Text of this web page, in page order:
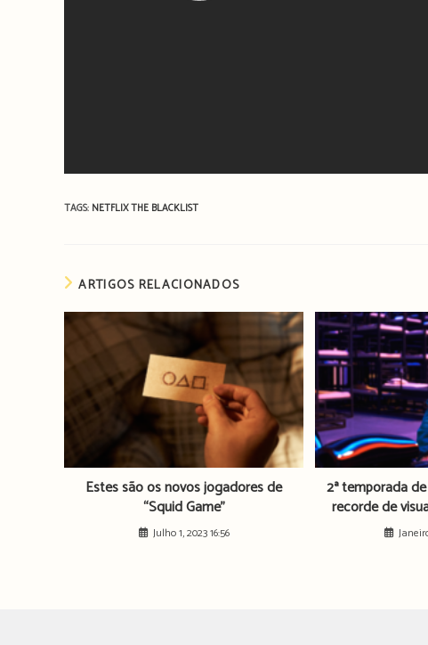
TAGS: NETFLIXTHE BLACKLIST
ARTIGOS RELACIONADOS
Estes são os novos jogadores de
“Squid Game”
Julho 1, 2023 16:56
2ª temporada
recorde de